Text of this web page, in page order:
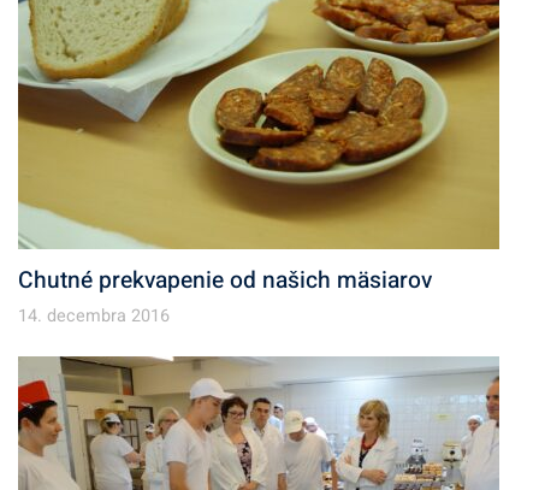
Chutné prekvapenie od našich mäsiarov
14. decembra 2016